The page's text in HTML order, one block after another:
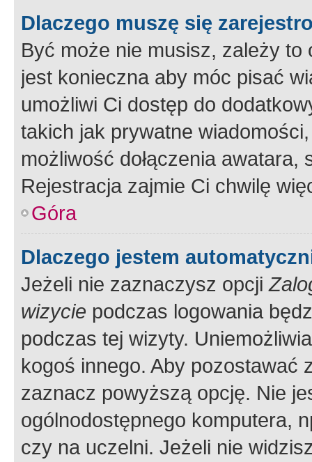
Dlaczego muszę się
Być może nie musisz, zależy
jest konieczna aby móc pisać
umożliwi Ci dostęp do
takich jak prywatne
możliwość dołączenia
Rejestracja zajmie Ci chwilę
Góra
Dlaczego jestem
Jeżeli nie zaznaczysz opcji
wizycie podczas logowania
podczas tej wizyty.
kogoś innego. Aby pozostawać
zaznacz powyższą opcję. Nie
ogólnodostępnego komputera,
czy na uczelni. Jeżeli nie